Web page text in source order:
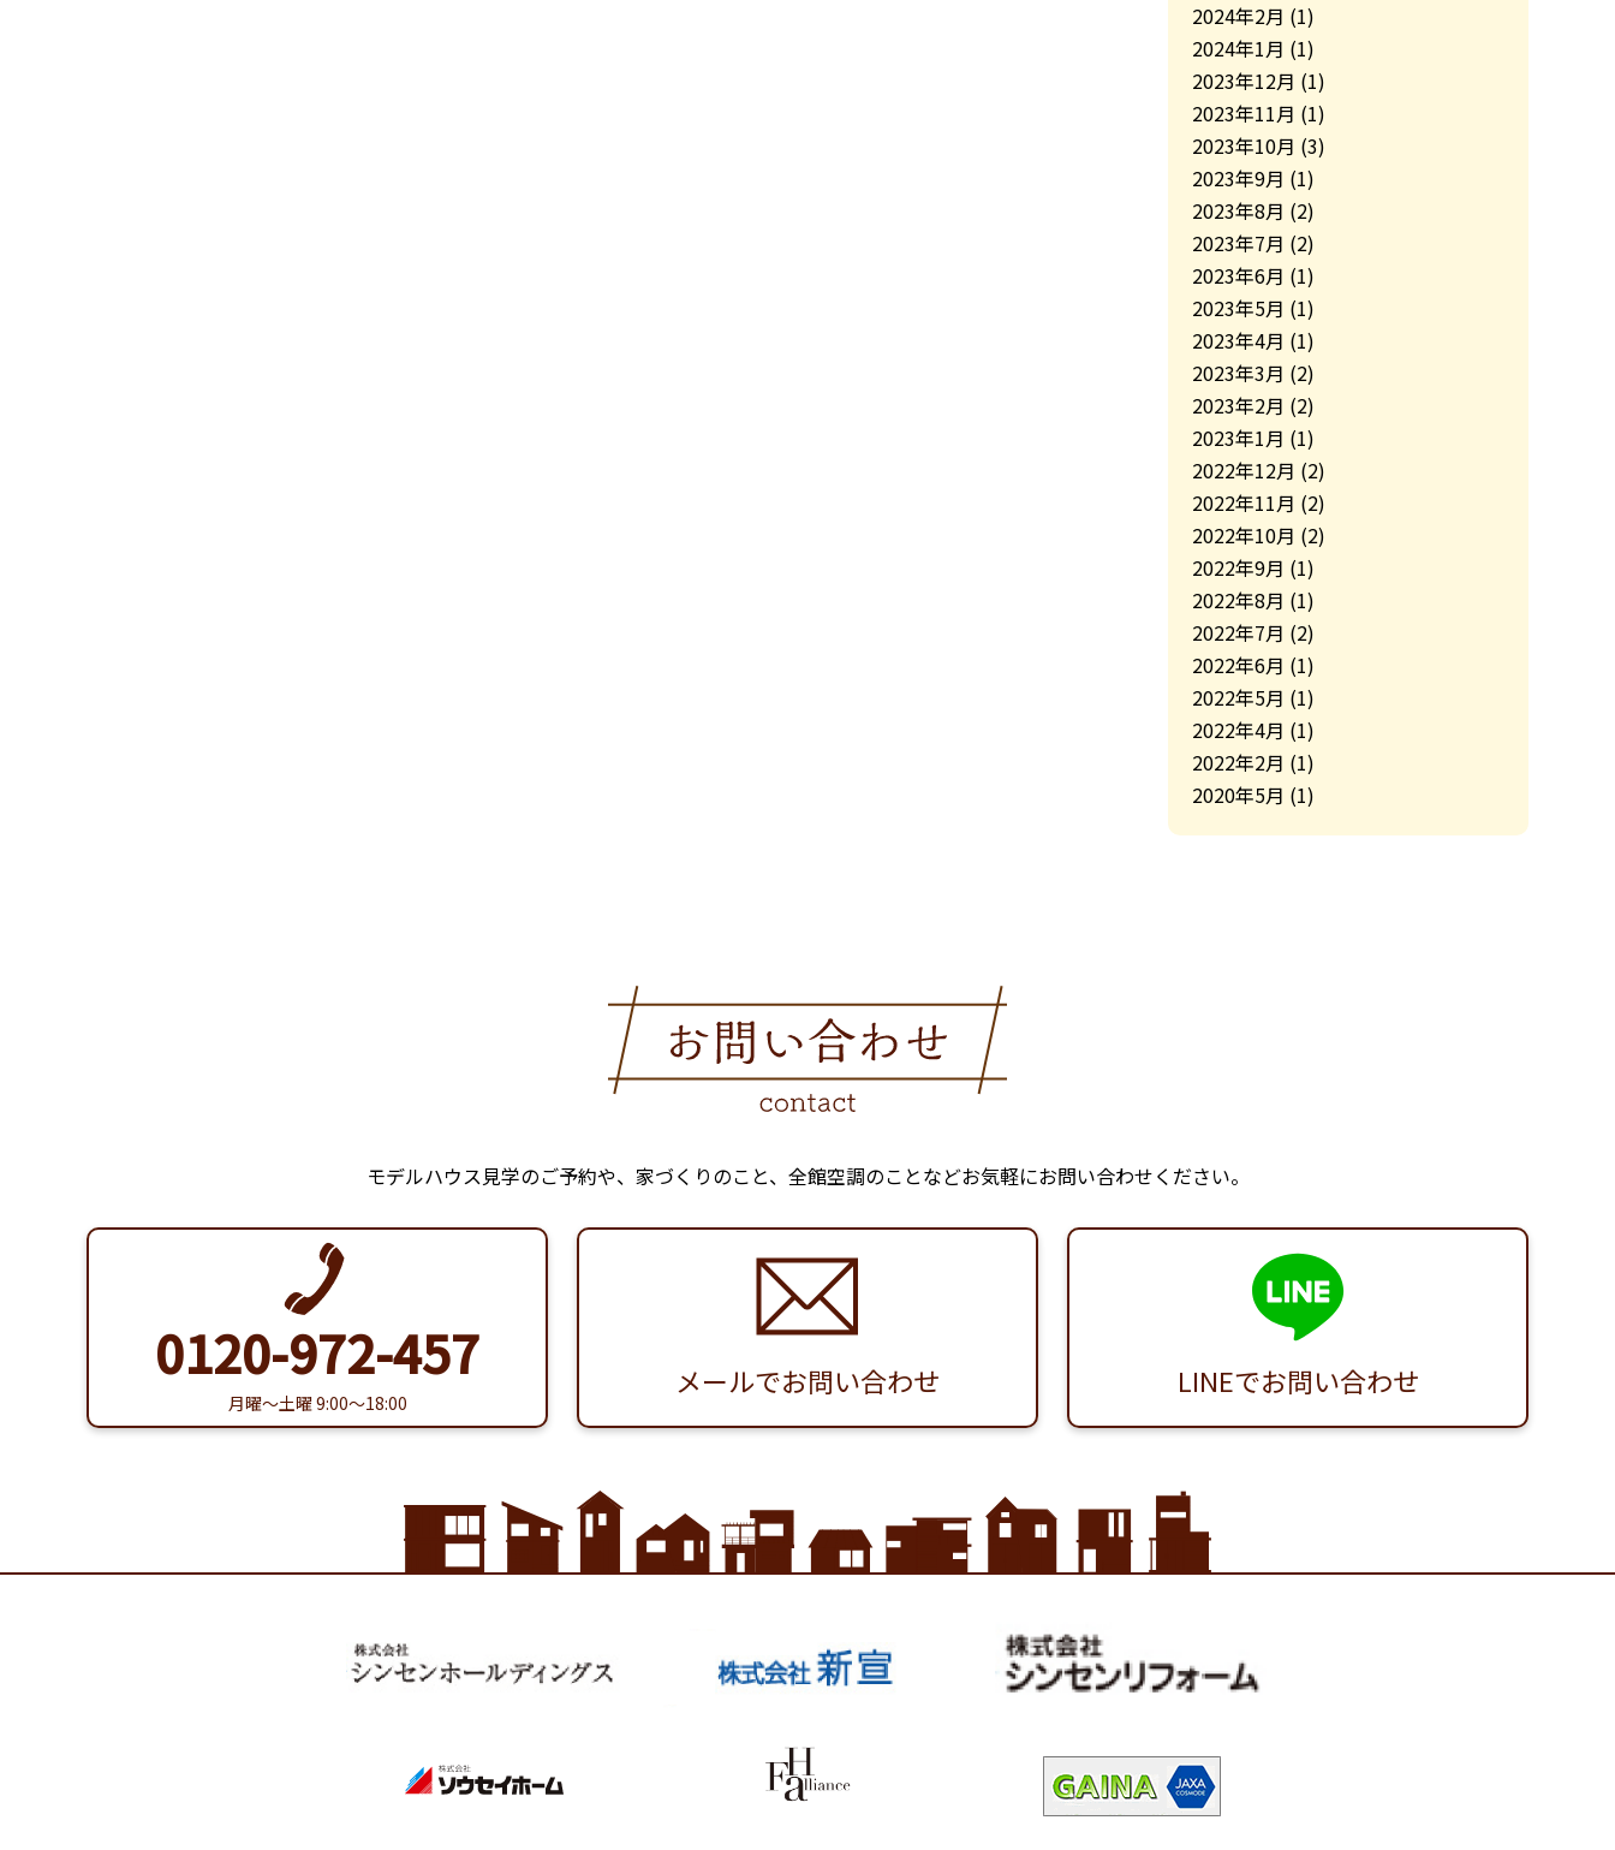
2024年2月 (1)
2024年1月 (1)
2023年12月 (1)
2023年11月 (1)
2023年10月 (3)
2023年9月 (1)
2023年8月 (2)
2023年7月 (2)
2023年6月 (1)
2023年5月 (1)
2023年4月 (1)
2023年3月 (2)
2023年2月 (2)
2023年1月 (1)
2022年12月 (2)
2022年11月 (2)
2022年10月 (2)
2022年9月 (1)
2022年8月 (1)
2022年7月 (2)
2022年6月 (1)
2022年5月 (1)
2022年4月 (1)
2022年2月 (1)
2020年5月 (1)
モデルハウス見学のご予約や、家づくりのこと、全館空調のことなどお気軽にお問い合わせください。
0120-972-457
月曜〜土曜 9:00〜18:00
メールでお問い合わせ LINEでお問い合わせ